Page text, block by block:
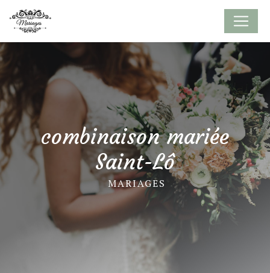
combinaison mariée
Saint-Lô
MARIAGES
Panneau de gestion des cookies